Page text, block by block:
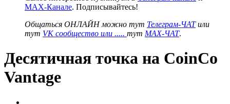
MAX-Канале. Подписывайтесь!
Общаться ОНЛАЙН можно тут Телеграм-ЧАТили
тут VK сообщество или ..... тут MAX-ЧАТ.
Десятичная точка на CoinCo
Vantage